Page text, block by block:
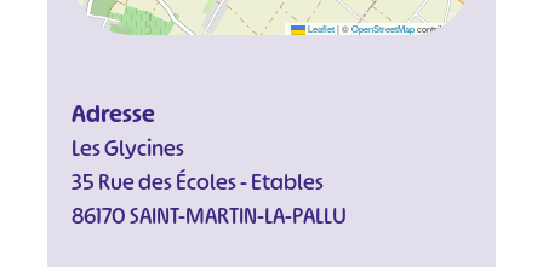
Leaflet |©OpenStreetMapcontributors
Adresse
Les Glycines
35 Rue des Écoles - Etables
86170 SAINT-MARTIN-LA-PALLU